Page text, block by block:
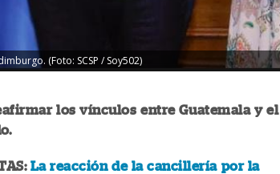
(Foto: SCSP / Soy502)
los vínculos entre Guatemala y el
La reacción de la cancillería por la